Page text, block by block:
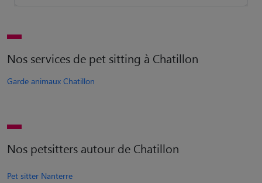
Nos services de pet sitting à Chatillon
Garde animaux Chatillon
Nos petsitters autour de Chatillon
Pet sitter Nanterre